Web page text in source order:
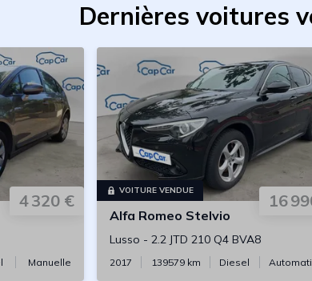
Dernières voitures
4 320 €
Manuelle
VOITURE VENDUE
16
Alfa Romeo Stelvio
Lusso - 2.2 JTD 210 Q4 BVA8
2017 139579km Diesel